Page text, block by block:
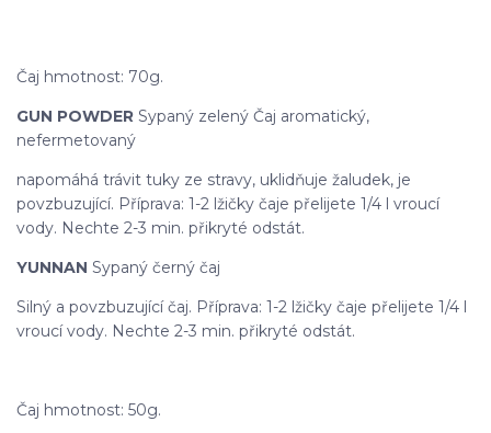
Čaj hmotnost: 70g.
GUN POWDER Sypaný zelený Čaj aromatický,
nefermetovaný
napomáhá trávit tuky ze stravy, uklidňuje žaludek, je
povzbuzující. Příprava: 1-2 lžičky čaje přelijete 1/4 l vroucí
vody. Nechte 2-3 min. přikryté odstát.
YUNNAN Sypaný černý čaj
Silný a povzbuzující čaj. Příprava: 1-2 lžičky čaje přelijete 1/4 l
vroucí vody. Nechte 2-3 min. přikryté odstát.
Čaj hmotnost: 50g.